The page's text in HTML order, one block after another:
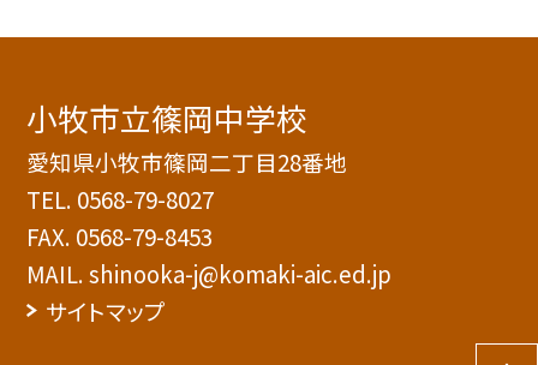
小牧市立篠岡中学校
愛知県小牧市篠岡二丁目28番地
TEL. 0568-79-8027
FAX. 0568-79-8453
MAIL. shinooka-j@komaki-aic.ed.jp
サイトマップ